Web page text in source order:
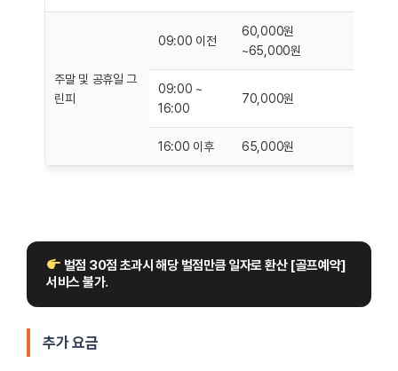
주말 및 공휴일 그
린피
09:00 이전
60,000원
~65,000원
09:00 ~
16:00
70,000원
16:00 이후 65,000원
벌점 30점 초과시 해당 벌점만큼 일자로 환산 [골프예약]
서비스 불가.
추가 요금